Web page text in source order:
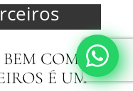
COM
É UM